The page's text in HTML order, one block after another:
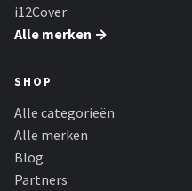
i12Cover
Alle merken →
SHOP
Alle categorieën
Alle merken
Blog
Partners